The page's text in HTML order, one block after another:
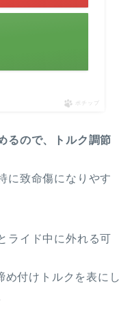
ポチップ
るので、
トルク調節
に致命傷になりやす
ライド中に外れる可
付けトルクを表にし